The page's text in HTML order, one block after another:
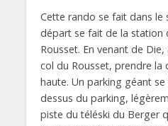
Cette rando se fait dans le
départ se fait de la station
Rousset. En venant de
col du Rousset, prendre la
haute. Un parking géant
dessus du parking,
piste du téléski du Berger